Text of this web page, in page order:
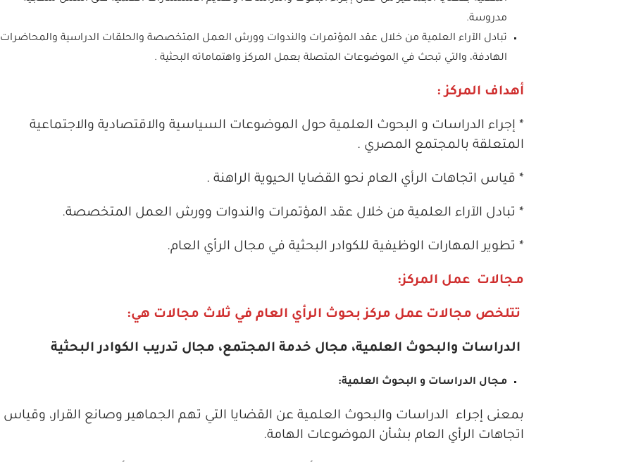
مدروسة.
تبادل الآراء العلمية من خلال عقد المؤتمرات والندوات وورش العمل المتخصصة والحلقات الدراسية والمحاضرات
الهادفة، والتي تبحث في الموضوعات المتصلة بعمل المركز واهتماماته البحثية .
أهداف المركز :
* إجراء الدراسات و البحوث العلمية حول الموضوعات السياسية والاقتصادية والاجتماعية
المتعلقة بالمجتمع المصري .
* قياس اتجاهات الرأي العام نحو القضايا الحيوية الراهنة .
* تبادل الآراء العلمية من خلال عقد المؤتمرات والندوات وورش العمل المتخصصة.
* تطوير المهارات الوظيفية للكوادر البحثية في مجال الرأي العام.
مـجالات عمل المركز:
تتلخص مجالات عمل مركز بحوث الرأي العام في ثلاث مجالات هي:
الدراسات والبحوث العلمية، مجال خدمة المجتمع، مجال تدريب الكوادر البحثية
مـجال الدراسات و البحوث العلمية:
بمعنى إجراء الدراسات والبحوث العلمية عن القضايا التي تهم الجماهير وصانع القرار، وقياس
اتجاهات الرأي العام بشأن الموضوعات الهامة.